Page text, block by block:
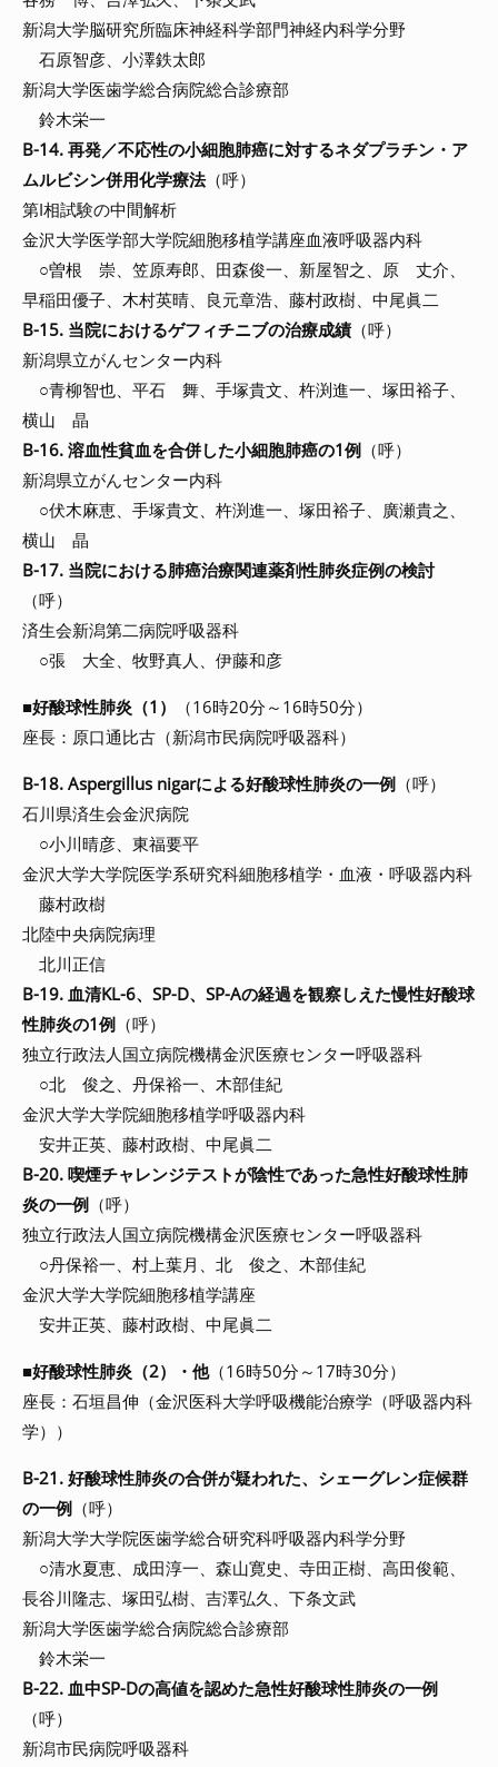
新潟大学脳研究所臨床神経科学部門神経内科学分野
石原智彦、小澤鉄太郎
新潟大学医歯学総合病院総合診療部
鈴木栄一
B-14. 再発／不応性の小細胞肺癌に対するネダプラチン・ア
ムルビシン併用化学療法（呼）
第I相試験の中間解析
金沢大学医学部大学院細胞移植学講座血液呼吸器内科
○曽根 崇、笠原寿郎、田森俊一、新屋智之、原 丈介、
早稲田優子、木村英晴、良元章浩、藤村政樹、中尾眞二
B-15. 当院におけるゲフィチニブの治療成績（呼）
新潟県立がんセンター内科
○青柳智也、平石 舞、手塚貴文、杵渕進一、塚田裕子、
横山 晶
B-16. 溶血性貧血を合併した小細胞肺癌の1例 （呼）
新潟県立がんセンター内科
○伏木麻恵、手塚貴文、杵渕進一、塚田裕子、廣瀬貴之、
横山 晶
B-17. 当院における肺癌治療関連薬剤性肺炎症例の検討
（呼）
済生会新潟第二病院呼吸器科
○張 大全、牧野真人、伊藤和彦
■好酸球性肺炎（1）
（16時20分～16時50分）
座長：原口通比古（新潟市民病院呼吸器科）
B-18. Aspergillus nigarによる好酸球性肺炎の一例 （呼）
石川県済生会金沢病院
○小川晴彦、東福要平
金沢大学大学院医学系研究科細胞移植学・血液・呼吸器内科
藤村政樹
北陸中央病院病理
北川正信
B-19. 血清KL-6、SP-D、SP-Aの経過を観察しえた慢性好酸球
性肺炎の1例 （呼）
独立行政法人国立病院機構金沢医療センター呼吸器科
○北 俊之、丹保裕一、木部佳紀
金沢大学大学院細胞移植学呼吸器内科
安井正英、藤村政樹、中尾眞二
B-20. 喫煙チャレンジテストが陰性であった急性好酸球性肺
炎の一例 （呼）
独立行政法人国立病院機構金沢医療センター呼吸器科
○丹保裕一、村上葉月、北 俊之、木部佳紀
金沢大学大学院細胞移植学講座
安井正英、藤村政樹、中尾眞二
■好酸球性肺炎（2）・他（16時50分～17時30分）
座長：石垣昌伸（金沢医科大学呼吸機能治療学（呼吸器内科
学））
B-21. 好酸球性肺炎の合併が疑われた、シェーグレン症候群
の一例 （呼）
新潟大学大学院医歯学総合研究科呼吸器内科学分野
○清水夏恵、成田淳一、森山寛史、寺田正樹、高田俊範、
長谷川隆志、塚田弘樹、吉澤弘久、下条文武
新潟大学医歯学総合病院総合診療部
鈴木栄一
B-22. 血中SP-Dの高値を認めた急性好酸球性肺炎の一例
（呼）
新潟市民病院呼吸器科